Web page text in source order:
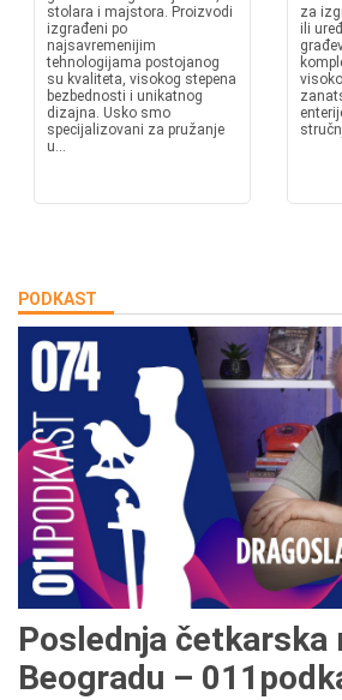
stolara i majstora. Proizvodi
izgrađeni po
najsavremenijim
tehnologijama postojanog
su kvaliteta, visokog stepena
bezbednosti i unikatnog
dizajna. Usko smo
specijalizovani za pružanje
u...
za
ili
PODKAST
Poslednja četkarska
Beogradu –